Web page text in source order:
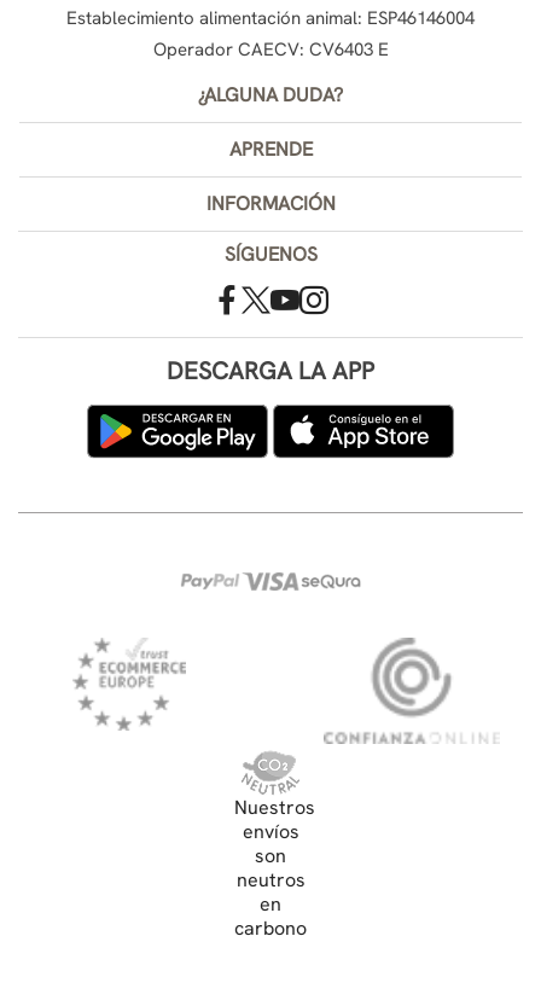
Establecimiento alimentación animal: ESP46146004
Operador CAECV: CV6403 E
¿ALGUNA DUDA?
APRENDE
INFORMACIÓN
SÍGUENOS
DESCARGA LA APP
Nuestros
envíos
son
neutros
en
carbono